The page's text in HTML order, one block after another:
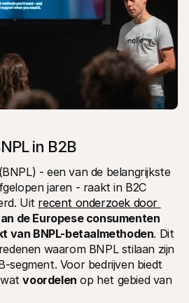
in B2B
- een van de belangrijkste
jaren - raakt in B2C
Uit recent onderzoek door
de Europese consumenten
van BNPL-betaalmethoden. Dit
waarom BNPL stilaan zijn
segment. Voor bedrijven biedt
wat voordelen
op het gebied van